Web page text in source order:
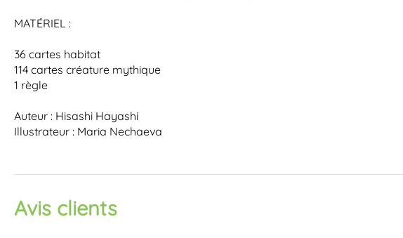
MATÉRIEL :
36 cartes habitat
114 cartes créature mythique
1 règle
Auteur : Hisashi Hayashi
Illustrateur : Maria Nechaeva
Avis clients